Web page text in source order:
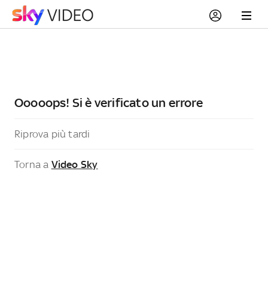
Ooooops! Si è verificato un errore
Riprova più tardi
Torna a Video Sky